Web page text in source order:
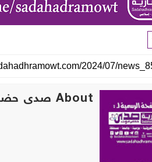
About صدى حضرموت